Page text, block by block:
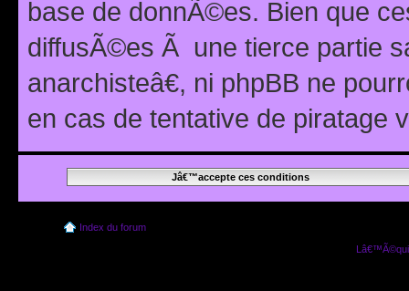
base de donnÃ©es. Bien que
diffusÃ©es Ã une tierce partie
anarchisteâ€, ni phpBB ne
en cas de tentative de piratage
Index du forum